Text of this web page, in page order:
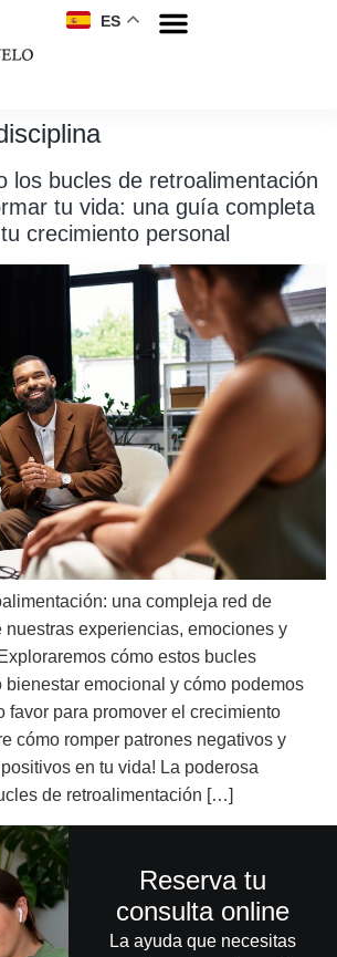
ES
los bucles de retroalimentación
tu vida: una guía completa
crecimiento personal
una compleja red de
nuestras experiencias, emociones y
cómo estos bucles
bienestar emocional y cómo podemos
favor para promover el crecimiento
cómo romper patrones negativos y
en tu vida! La poderosa
de retroalimentación […]
Reserva tu
consulta online
La ayuda que necesitas